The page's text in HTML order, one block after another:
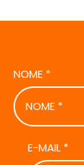
NOME *
E-MAIL *